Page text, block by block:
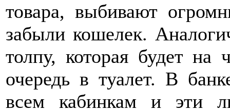
товара, выбивают
забыли кошелек.
толпу, которая будет на
очередь в туалет. В
всем кабинкам и эти